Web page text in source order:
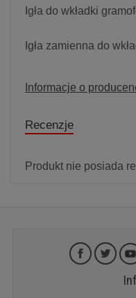
Igła do wkładki
Igła zamienna do
Informacje o
Recenzje
Produkt nie posiada